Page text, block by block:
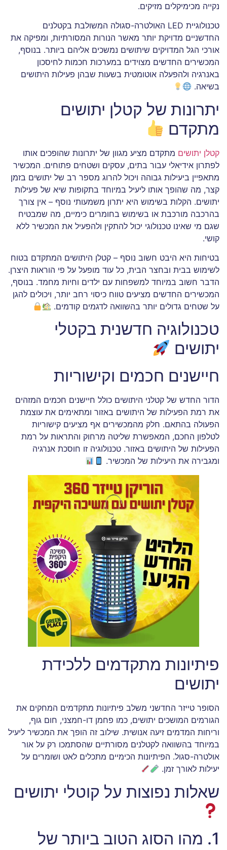
נקייה מכימיקלים מזיקים.
טכנולוגיית LED האולטרה-סגולה המשולבת בקטלנים
החדשניים מדויקת יותר מאשר הנורות המסורתיות, ומפיקה את
אורכי הגל המדויקים שיתושים נמשכים אליהם ביותר. בנוסף,
המכשירים החדשים מצוידים במערכות חכמות לחיסכון
באנרגיה ולהפעלה אוטומטית בשעות שבהן פעילות היתושים
בשיאה.
יתרונות של קטלן יתושים
מתקדם
קטלן יתושים מתקדם מציע מגוון של יתרונות שהופכים אותו
לפתרון אידיאלי עבור בתים, עסקים ושטחים פתוחים. המכשיר
מתאפיין ביעילות גבוהה ויכול להרוג מספר רב של יתושים בזמן
קצר, מה שהופך אותו ליעיל במיוחד בתקופות שיא של פעילות
יתושים. הקלות בשימוש היא יתרון משמעותי נוסף – אין צורך
בהרכבה מורכבת או בשימוש בחומרים כימיים, מה שמבטיח
שגם מי שאינו טכנולוגי יכול להתקין ולהפעיל את המכשיר ללא
קושי.
בטיחות היא היבט חשוב נוסף – קטלן היתושים המתקדם בטוח
לשימוש בבית ובחצר הבית, כל עוד מופעל על פי הוראות היצרן.
הדבר חשוב במיוחד למשפחות עם ילדים וחיות מחמד. בנוסף,
המכשירים החדשים מציעים טווח כיסוי רחב יותר, ויכולים להגן
על שטחים גדולים יותר בהשוואה לדגמים קודמים.
טכנולוגיה חדשנית בקטלי
יתושים
חיישנים חכמים וקישוריות
הדור החדש של קטלני היתושים כולל חיישנים חכמים המזהים
את רמת הפעילות של היתושים באזור ומתאימים את עוצמת
הפעולה בהתאם. חלק מהמכשירים אף מציעים קישוריות
לטלפון החכם, המאפשרת שליטה מרחוק והתראות על רמת
הפעילות של היתושים באזור. טכנולוגיה זו חוסכת אנרגיה
ומגבירה את היעילות של המכשיר.
פיתיונות מתקדמים ללכידת
יתושים
הסופר טייזר החדשני משלב פיתיונות מתקדמים המחקים את
הגורמים המושכים יתושים, כמו פחמן דו-חמצני, חום גוף,
וריחות המדמים זיעה אנושית. שילוב זה הופך את המכשיר ליעיל
במיוחד בהשוואה לקטלנים מסורתיים שהסתמכו רק על אור
אולטרה-סגול. הפיתיונות הכימיים מתכלים לאט ושומרים על
יעילות לאורך זמן.
שאלות נפוצות על קוטלי יתושים
1. מהו הסוג הטוב ביותר של